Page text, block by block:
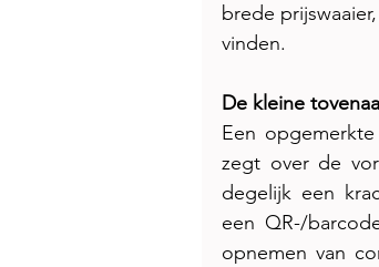
brede
vinden.
De kleine
Een
zegt over de
degelijk een
een QR-/
opnemen van